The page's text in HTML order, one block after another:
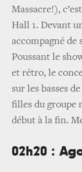
Massacre!),
Hall 1. Devant
accompagné de
Poussant le
et rétro, le
sur les basses
filles du groupe
début à la fin.
02h20 :